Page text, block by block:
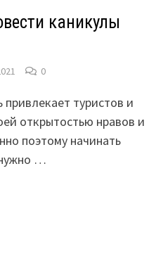
каникулы
0
туристов и
открытостью нравов и
поэтому начинать
…